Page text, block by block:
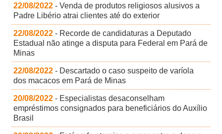
22/08/2022 - Venda de produtos religiosos alusivos a
Padre Libério atrai clientes até do exterior
22/08/2022 - Recorde de candidaturas a Deputado
Estadual não atinge a disputa para Federal em Pará de
Minas
22/08/2022 - Descartado o caso suspeito de varíola
dos macacos em Pará de Minas
20/08/2022 - Especialistas desaconselham
empréstimos consignados para beneficiários do Auxílio
Brasil